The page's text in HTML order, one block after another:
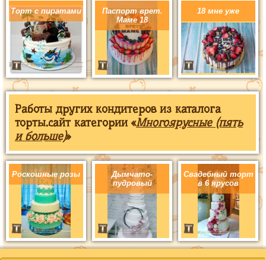
Торт с пиратами
Паспорт врет.
Маме 18
18 мне уже
Работы других кондитеров из каталога
торты.сайт категории «Многоярусные (пять
и больше)»
Роскошные розы
Дымчато-
пудровый
Свадебный торт
в 6 ярусов